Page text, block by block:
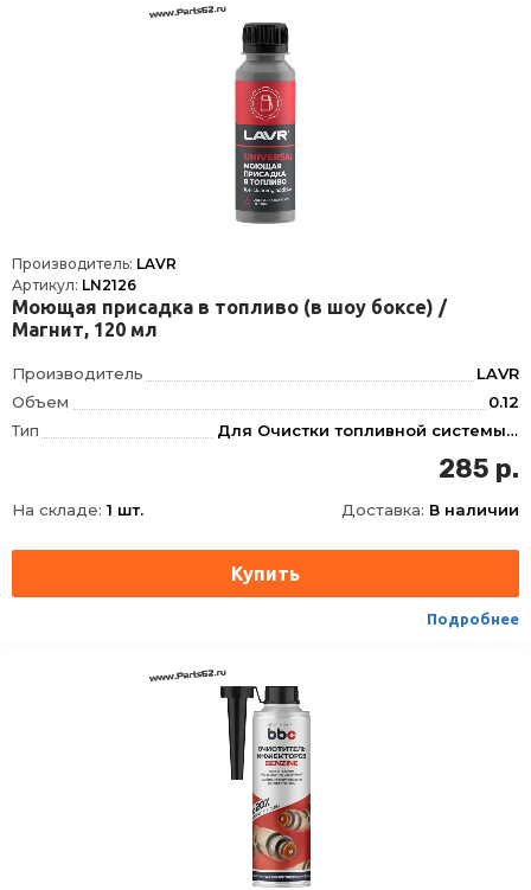
Производитель: LAVR
Артикул: LN2126
Моющая присадка в топливо (в шоу боксе) /
Магнит, 120 мл
Производитель
LAVR
Объем
0.12
Тип
Для Очистки топливной системы, Для Бензина, Для Дизеля
120 мл
Ширина
41
Условия хранения
±30
3811900000
285 р.
На складе: 1 шт. Доставка: В наличии
Подробнее